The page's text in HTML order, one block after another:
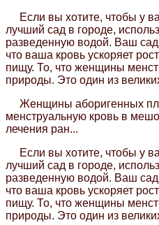
Если вы хотите, чтобы у
лучший сад в городе,
разведенную водой. Ваш
что ваша кровь ускоряет
пищу. То, что женщины
природы. Это один из
Женщины аборигенных
менструальную кровь в
лечения ран...
Если вы хотите, чтобы у
лучший сад в городе,
разведенную водой. Ваш
что ваша кровь ускоряет
пищу. То, что женщины
природы. Это один из